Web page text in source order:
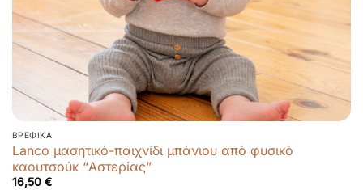
ΒΡΕΦΙΚΆ
Lanco μασητικό-παιχνίδι μπάνιου από φυσικό
καουτσούκ “Αστερίας”
16,50 €